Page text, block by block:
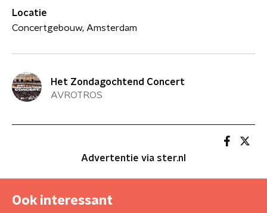
Locatie
Concertgebouw, Amsterdam
Het Zondagochtend Concert
AVROTROS
Advertentie via ster.nl
Ook interessant